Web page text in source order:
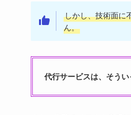
しかし、技術面に
ん。
代行サービスは、そう